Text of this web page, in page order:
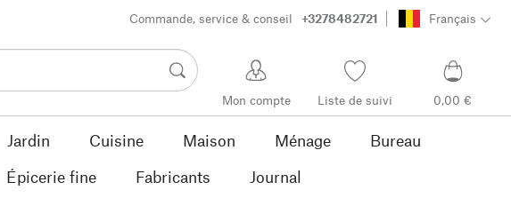
Commande, service & conseil +3278482721 Français
Mon compte Liste de suivi 0,00 €
Jardin Cuisine Maison Ménage
Bureau
Épicerie fine Fabricants Journal